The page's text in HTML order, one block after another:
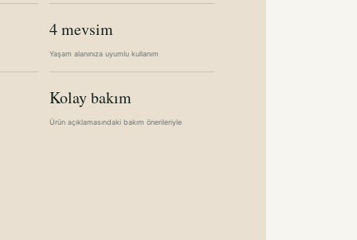
4 mevsim
Yaşam alanınıza uyumlu kullanım
Kolay bakım
Ürün açıklamasındaki bakım önerileriyle